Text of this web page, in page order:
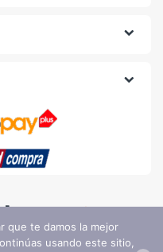
que te damos la mejor
usando este sitio,